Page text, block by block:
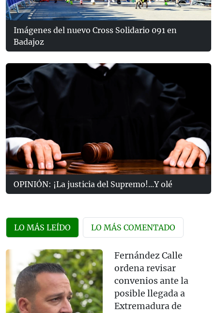
Imágenes del nuevo Cross Solidario 091 en
Badajoz
OPINIÓN: ¡La justicia del Supremo!...Y olé
LO MÁS LEÍDO LO MÁS COMENTADO
Fernández Calle
ordena revisar
convenios ante la
posible llegada a
Extremadura de